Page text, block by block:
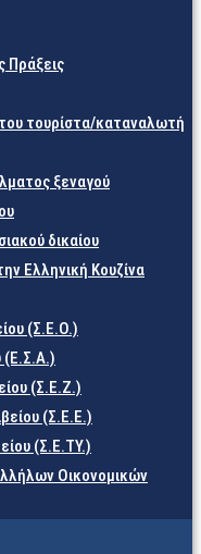
Πράξεις
τουρίστα/καταναλωτή
ξεναγού
δικαίου
Ελληνική Κουζίνα
(Σ.Ε.Ο.)
(Ε.Σ.Α.)
(Σ.Ε.Ζ.)
(Σ.Ε.Ε.)
(Σ.Ε.TY.)
Οικονομικών